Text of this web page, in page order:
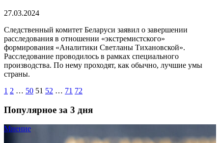
27.03.2024
Следственный комитет Беларуси заявил о завершении
расследования в отношении «экстремистского»
формирования «Аналитики Светланы Тихановской».
Расследование проводилось в рамках специального
производства. По нему проходят, как обычно, лучшие умы
страны.
1 2 … 50 51 52 … 71 72
Популярное за 3 дня
Мнение